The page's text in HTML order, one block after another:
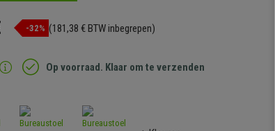
-32% (181,38 € BTW inbegrepen)
Op voorraad. Klaar om te verzenden